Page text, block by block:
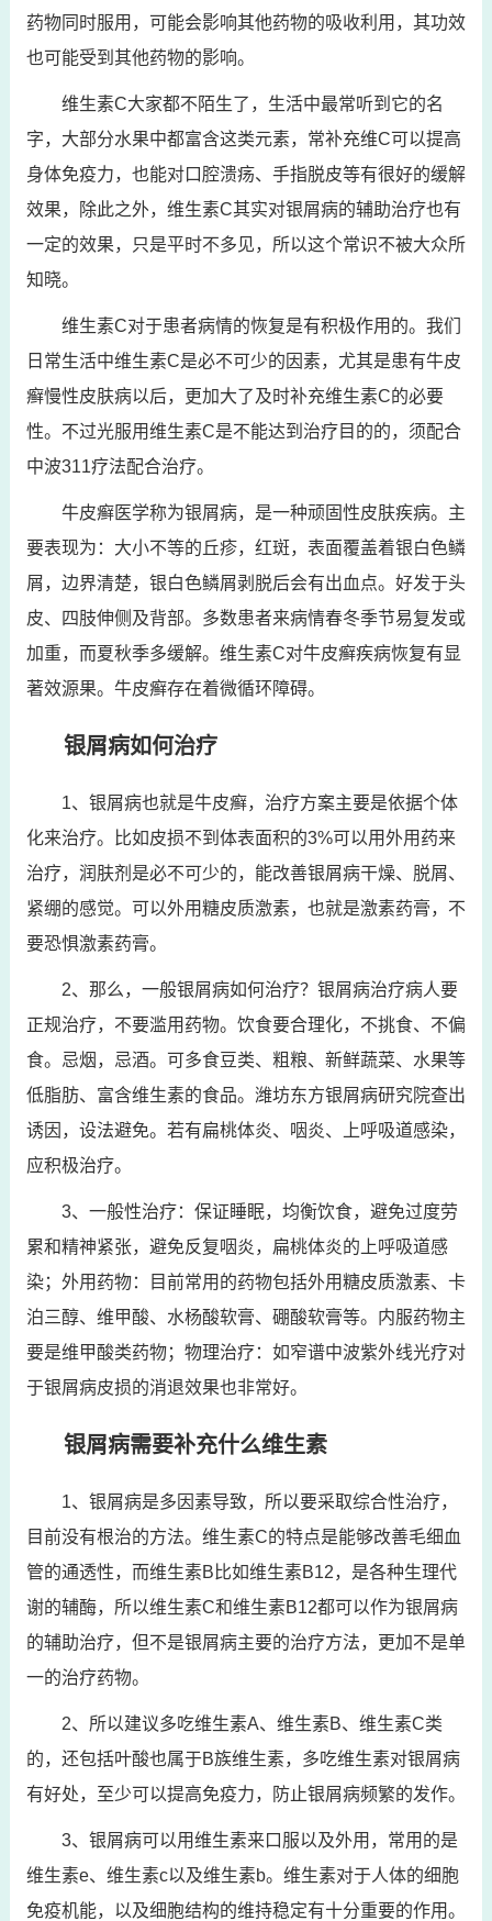
药物同时服用，可能会影响其他药物的吸收利用，其功效
也可能受到其他药物的影响。
维生素C大家都不陌生了，生活中最常听到它的名
字，大部分水果中都富含这类元素，常补充维C可以提高
身体免疫力，也能对口腔溃疡、手指脱皮等有很好的缓解
效果，除此之外，维生素C其实对银屑病的辅助治疗也有
一定的效果，只是平时不多见，所以这个常识不被大众所
知晓。
维生素C对于患者病情的恢复是有积极作用的。我们
日常生活中维生素C是必不可少的因素，尤其是患有牛皮
癣慢性皮肤病以后，更加大了及时补充维生素C的必要
性。不过光服用维生素C是不能达到治疗目的的，须配合
中波311疗法配合治疗。
牛皮癣医学称为银屑病，是一种顽固性皮肤疾病。主
要表现为：大小不等的丘疹，红斑，表面覆盖着银白色鳞
屑，边界清楚，银白色鳞屑剥脱后会有出血点。好发于头
皮、四肢伸侧及背部。多数患者来病情春冬季节易复发或
加重，而夏秋季多缓解。维生素C对牛皮癣疾病恢复有显
著效源果。牛皮癣存在着微循环障碍。
银屑病如何治疗
1、银屑病也就是牛皮癣，治疗方案主要是依据个体
化来治疗。比如皮损不到体表面积的3%可以用外用药来
治疗，润肤剂是必不可少的，能改善银屑病干燥、脱屑、
紧绷的感觉。可以外用糖皮质激素，也就是激素药膏，不
要恐惧激素药膏。
2、那么，一般银屑病如何治疗？银屑病治疗病人要
正规治疗，不要滥用药物。饮食要合理化，不挑食、不偏
食。忌烟，忌酒。可多食豆类、粗粮、新鲜蔬菜、水果等
低脂肪、富含维生素的食品。潍坊东方银屑病研究院查出
诱因，设法避免。若有扁桃体炎、咽炎、上呼吸道感染，
应积极治疗。
3、一般性治疗：保证睡眠，均衡饮食，避免过度劳
累和精神紧张，避免反复咽炎，扁桃体炎的上呼吸道感
染；外用药物：目前常用的药物包括外用糖皮质激素、卡
泊三醇、维甲酸、水杨酸软膏、硼酸软膏等。内服药物主
要是维甲酸类药物；物理治疗：如窄谱中波紫外线光疗对
于银屑病皮损的消退效果也非常好。
银屑病需要补充什么维生素
1、银屑病是多因素导致，所以要采取综合性治疗，
目前没有根治的方法。维生素C的特点是能够改善毛细血
管的通透性，而维生素B比如维生素B12，是各种生理代
谢的辅酶，所以维生素C和维生素B12都可以作为银屑病
的辅助治疗，但不是银屑病主要的治疗方法，更加不是单
一的治疗药物。
2、所以建议多吃维生素A、维生素B、维生素C类
的，还包括叶酸也属于B族维生素，多吃维生素对银屑病
有好处，至少可以提高免疫力，防止银屑病频繁的发作。
3、银屑病可以用维生素来口服以及外用，常用的是
维生素e、维生素c以及维生素b。维生素对于人体的细胞
免疫机能，以及细胞结构的维持稳定有十分重要的作用。